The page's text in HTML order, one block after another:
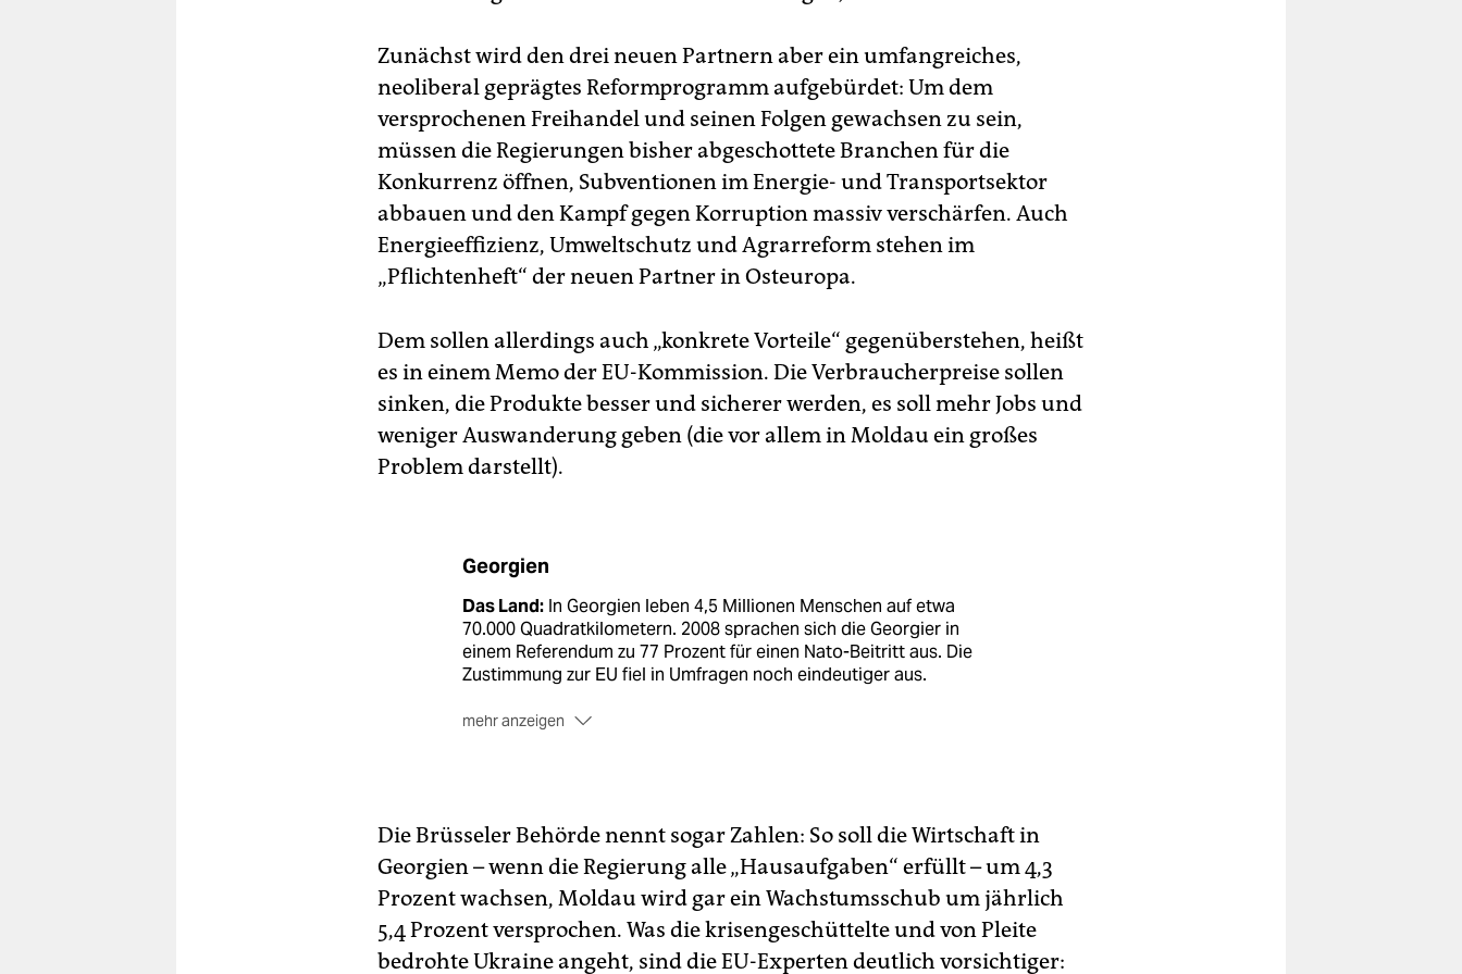
Zunächst wird den drei neuen Partnern aber ein umfangreiches,
neoliberal geprägtes Reformprogramm aufgebürdet: Um dem
versprochenen Freihandel und seinen Folgen gewachsen zu sein,
müssen die Regierungen bisher abgeschottete Branchen für die
Konkurrenz öffnen, Subventionen im Energie- und Transportsektor
abbauen und den Kampf gegen Korruption massiv verschärfen. Auch
Energieeffizienz, Umweltschutz und Agrarreform stehen im
„Pflichtenheft“ der neuen Partner in Osteuropa.
Dem sollen allerdings auch „konkrete Vorteile“ gegenüberstehen, heißt
es in einem Memo der EU-Kommission. Die Verbraucherpreise sollen
sinken, die Produkte besser und sicherer werden, es soll mehr Jobs und
weniger Auswanderung geben (die vor allem in Moldau ein großes
Problem darstellt).
Georgien
Das Land:In Georgien leben 4,5 Millionen Menschen auf etwa
70.000 Quadratkilometern. 2008 sprachen sich die Georgier in
einem Referendum zu 77 Prozent für einen Nato-Beitritt aus. Die
Zustimmung zur EU fiel in Umfragen noch eindeutiger aus.
mehr anzeigen
Saakaschwili kam zu den Ressentiments der ehemaligen
Kolonialmacht noch die persönlichen Abneigung Wladimir Putins
gegen Saakaschwili.
Umstrittene Gebiete:
Nach dem russisch-georgischen Krieg 2008
erkannte Moskau die abtrünnigen georgischen Gebiete
Südossetien und Abchasien als unabhängige Staaten an. Seither
Die Brüsseler Behörde nennt sogar Zahlen: So soll die Wirtschaft in
Georgien – wenn die Regierung alle „Hausaufgaben“ erfüllt – um 4,3
Prozent wachsen, Moldau wird gar ein Wachstumsschub um jährlich
5,4 Prozent versprochen. Was die krisengeschüttelte und von Pleite
bedrohte Ukraine angeht, sind die EU-Experten deutlich vorsichtiger: